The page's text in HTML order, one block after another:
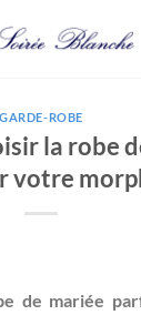
GARDE-ROBE
la robe
votre
de mariée